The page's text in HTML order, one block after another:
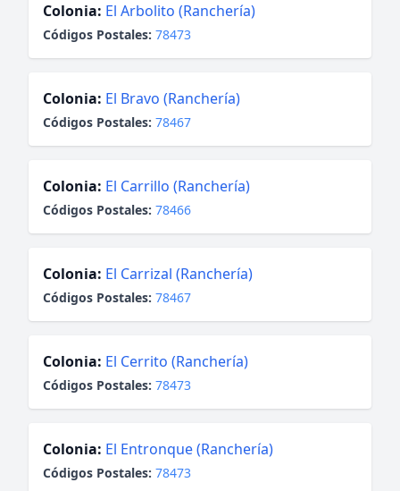
Colonia: El Arbolito (Ranchería)
Códigos Postales: 78473
Colonia: El Bravo (Ranchería)
Códigos Postales: 78467
Colonia: El Carrillo (Ranchería)
Códigos Postales: 78466
Colonia: El Carrizal (Ranchería)
Códigos Postales: 78467
Colonia: El Cerrito (Ranchería)
Códigos Postales: 78473
Colonia: El Entronque (Ranchería)
Códigos Postales: 78473